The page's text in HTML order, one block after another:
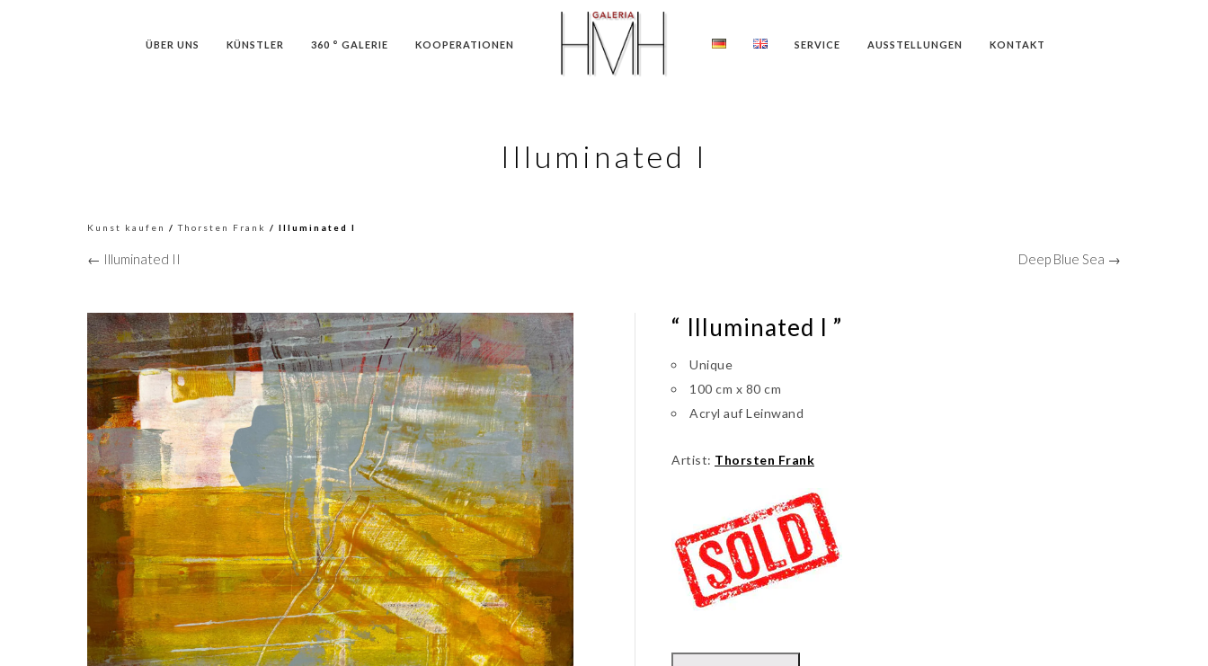
ÜBER UNS KÜNSTLER 360 ° GALERIE KOOPERATIONEN SERVICE AUSSTELLUNGEN KONTAKT
Illuminated I
Kunst kaufen /Thorsten Frank / Illuminated I
← Illuminated II Deep Blue Sea →
“ Illuminated I ”
Unique
100 cm x 80 cm
Acryl auf Leinwand
Artist: Thorsten Frank